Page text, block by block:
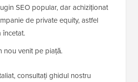
SEO popular, dar achiziționat
de private equity, astfel
încetat.
nou venit pe piață.
consultați ghidul nostru